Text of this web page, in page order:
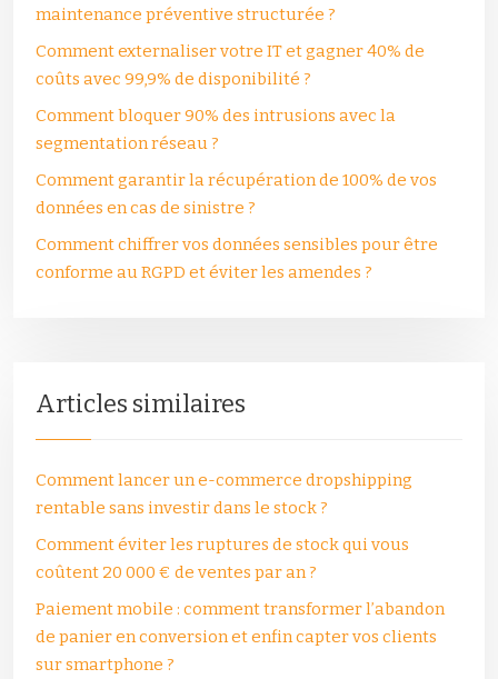
maintenance préventive structurée ?
Comment externaliser votre IT et gagner 40% de
coûts avec 99,9% de disponibilité ?
Comment bloquer 90% des intrusions avec la
segmentation réseau ?
Comment garantir la récupération de 100% de vos
données en cas de sinistre ?
Comment chiffrer vos données sensibles pour être
conforme au RGPD et éviter les amendes ?
Articles similaires
Comment lancer un e-commerce dropshipping
rentable sans investir dans le stock ?
Comment éviter les ruptures de stock qui vous
coûtent 20 000 € de ventes par an ?
Paiement mobile : comment transformer l’abandon
de panier en conversion et enfin capter vos clients
sur smartphone ?